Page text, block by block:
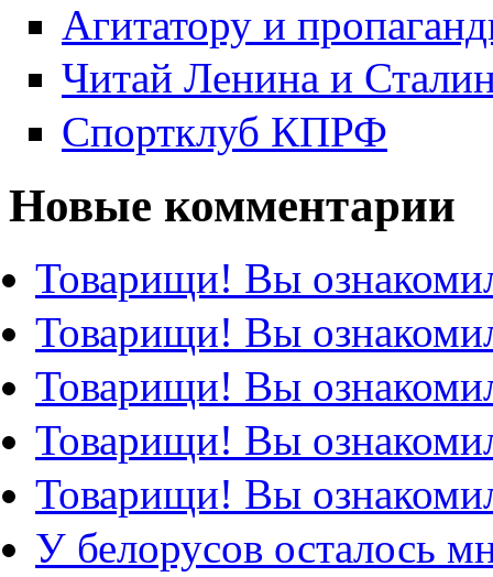
Агитатору и
Читай Ленина и
Спортклуб КПРФ
Новые комментарии
Товарищи! Вы
Товарищи! Вы
Товарищи! Вы
Товарищи! Вы
Товарищи! Вы
У белорусов осталось